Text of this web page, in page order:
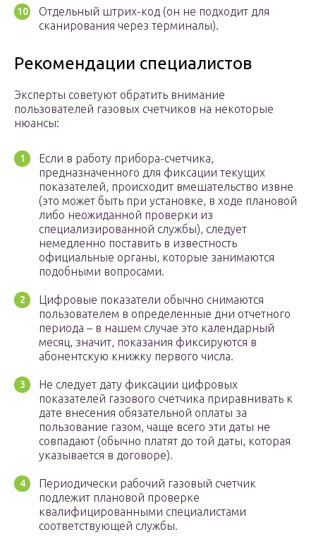
Отдельный штрих-код (он не подходит для
сканирования через терминалы).
Рекомендации специалистов
Эксперты советуют обратить внимание
пользователей газовых счетчиков на некоторые
нюансы:
Если в работу прибора-счетчика,
предназначенного для фиксации текущих
показателей, происходит вмешательство извне
(это может быть при установке, в ходе плановой
либо неожиданной проверки из
специализированной службы), следует
немедленно поставить в известность
официальные органы, которые занимаются
подобными вопросами.
Цифровые показатели обычно снимаются
пользователем в определенные дни отчетного
периода – в нашем случае это календарный
месяц, значит, показания фиксируются в
абонентскую книжку первого числа.
Не следует дату фиксации цифровых
показателей газового счетчика приравнивать к
дате внесения обязательной оплаты за
пользование газом, чаще всего эти даты не
совпадают (обычно платят до той даты, которая
указывается в договоре).
Периодически рабочий газовый счетчик
подлежит плановой проверке
квалифицированными специалистами
соответствующей службы.